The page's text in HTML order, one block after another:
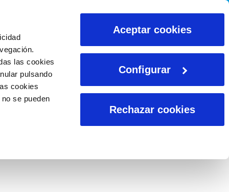
las cookies
pulsando
cookies
se pueden
Aceptar cookies
Configurar
Rechazar cookies